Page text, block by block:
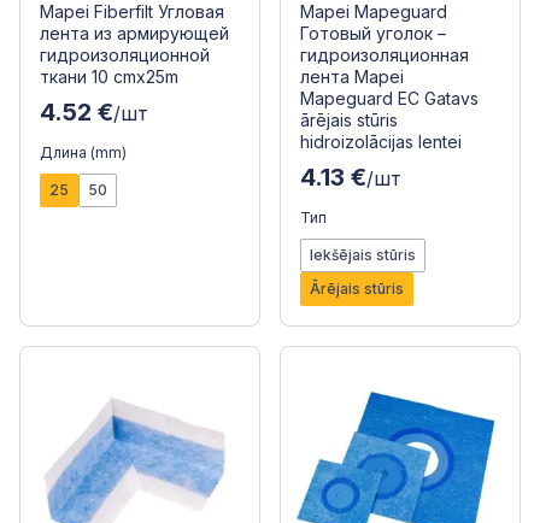
Mapei Fiberfilt Угловая
лента из армирующей
гидроизоляционной
ткани 10 cmx25m
4.52 €/шт
Длина (mm)
25 50
Mapei Mapeguard
Готовый уголок –
гидроизоляционная
лента Mapei
Mapeguard EC Gatavs
ārējais stūris
hidroizolācijas lentei
4.13 €/шт
Тип
Iekšējais stūris
Ārējais stūris